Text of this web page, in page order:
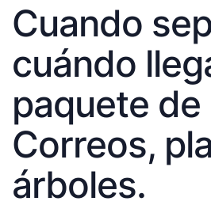
Cuando
cuándo
paquete de
Correos,
árboles.